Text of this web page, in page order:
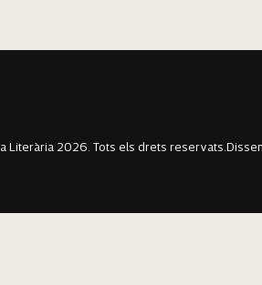
Literària 2026. Tots els drets reservats.